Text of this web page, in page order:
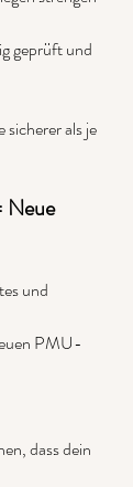
geprüft und
als je
Neue
und
PMU-
dass dein